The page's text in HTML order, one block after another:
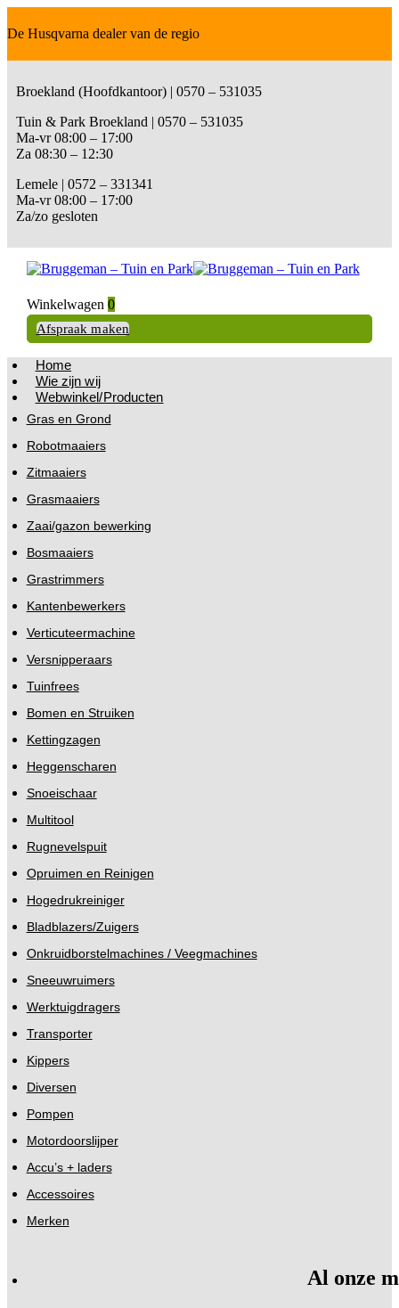
De Husqvarna dealer van de regio
Broekland (Hoofdkantoor) | 0570 – 531035
Tuin & Park Broekland | 0570 – 531035
Ma-vr 08:00 – 17:00
Za 08:30 – 12:30
Lemele | 0572 – 331341
Ma-vr 08:00 – 17:00
Za/zo gesloten
Winkelwagen 0
Afspraak maken
Home
Wie zijn wij
Webwinkel/Producten
Gras en Grond
Robotmaaiers
Zitmaaiers
Grasmaaiers
Zaai/gazon bewerking
Bosmaaiers
Grastrimmers
Kantenbewerkers
Verticuteermachine
Versnipperaars
Tuinfrees
Bomen en Struiken
Kettingzagen
Heggenscharen
Snoeischaar
Multitool
Rugnevelspuit
Opruimen en Reinigen
Hogedrukreiniger
Bladblazers/Zuigers
Onkruidborstelmachines / Veegmachines
Sneeuwruimers
Werktuigdragers
Transporter
Kippers
Diversen
Pompen
Motordoorslijper
Accu’s + laders
Accessoires
Merken
Al onze